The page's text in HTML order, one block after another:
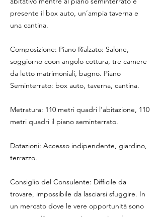
presente il box auto, un’ampia taverna e
una cantina.
Composizione: Piano Rialzato: Salone,
soggiorno coon angolo cottura, tre camere
da letto matrimoniali, bagno. Piano
Seminterrato: box auto, taverna, cantina.
Metratura: 110 metri quadri l’abitazione, 110
metri quadri il piano seminterrato.
Dotazioni: Accesso indipendente, giardino,
terrazzo.
Consiglio del Consulente: Difficile da
trovare, impossibile da lasciarsi sfuggire. In
un mercato dove le vere opportunità sono